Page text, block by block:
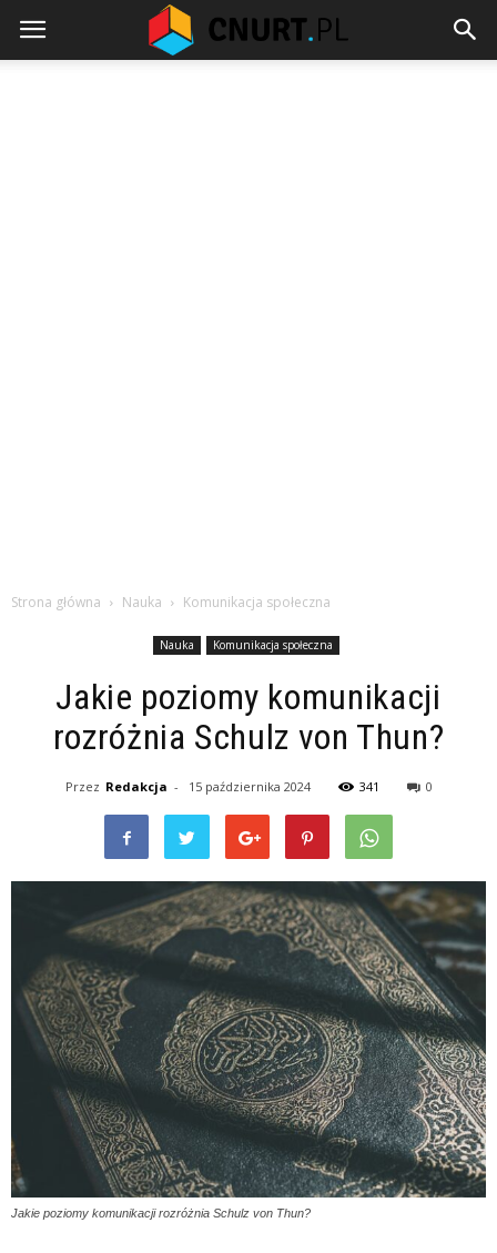
Strona główna Nauka Komunikacja społeczna
Nauka Komunikacja społeczna
Jakie poziomy komunikacji
rozróżnia Schulz von Thun?
Przez Redakcja - 15 października 2024 341 0
Jakie poziomy komunikacji rozróżnia Schulz von Thun?